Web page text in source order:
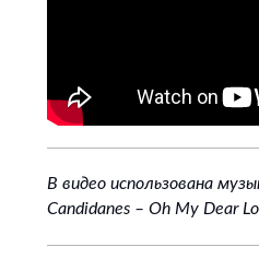
В видео использована
Candidanes – Oh My Dear